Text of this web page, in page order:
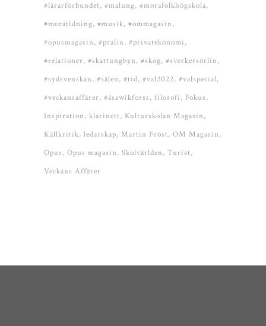
#lärarförbundet #malung #morafolkhögskola
#moratidning #musik #ommagasin
#opusmagasin #pralin #privatekonomi
#relationer #skattungbyn #skog #sverkersörlin
#sydsvenskan #sälen #tid #val2022 #valspecial
#veckansaffärer #åsawikforss filosofi
Fokus
Inspiration klarinett Kulturskolan Magasin
Källkritik ledarskap Martin Fröst OM Magasin
Opus Opus magasin Skolvärlden Turist
Veckans Affärer